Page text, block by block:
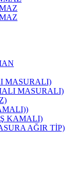
MASURALI)
MASURALI)
KAMALI)
AĞIR TİP)